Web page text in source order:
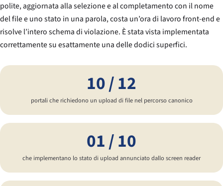
polite, aggiornata alla selezione e al completamento con il nome
del file e uno stato in una parola, costa un’ora di lavoro front-end e
risolve l’intero schema di violazione. È stata vista implementata
correttamente su esattamente una delle dodici superfici.
10 / 12
portali che richiedono un upload di file nel percorso canonico
01 / 10
che implementano lo stato di upload annunciato dallo screen reader